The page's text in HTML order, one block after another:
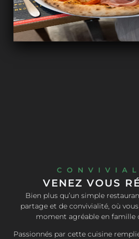
VENEZ VOUS
Bien plus qu’un simple
partage et de convivialité, où
moment agréable en famille
Passionnés par cette cuisine